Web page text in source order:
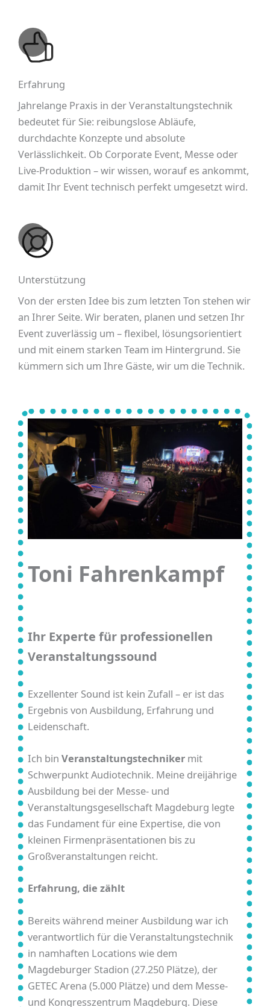
Erfahrung
Jahrelange Praxis in der Veranstaltungstechnik
bedeutet für Sie: reibungslose Abläufe,
durchdachte Konzepte und absolute
Verlässlichkeit. Ob Corporate Event, Messe oder
Live-Produktion – wir wissen, worauf es ankommt,
damit Ihr Event technisch perfekt umgesetzt wird.
Unterstützung
Von der ersten Idee bis zum letzten Ton stehen wir
an Ihrer Seite. Wir beraten, planen und setzen Ihr
Event zuverlässig um – flexibel, lösungsorientiert
und mit einem starken Team im Hintergrund. Sie
kümmern sich um Ihre Gäste, wir um die Technik.
Toni Fahrenkampf
Ihr Experte für professionellen
Veranstaltungssound
Exzellenter Sound ist kein Zufall – er ist das
Ergebnis von Ausbildung, Erfahrung und
Leidenschaft.
Ich binVeranstaltungstechniker mit
Schwerpunkt Audiotechnik. Meine dreijährige
Ausbildung bei der Messe- und
Veranstaltungsgesellschaft Magdeburg legte
das Fundament für eine Expertise, die von
kleinen Firmenpräsentationen bis zu
Großveranstaltungen reicht.
Erfahrung, die zählt
Bereits während meiner Ausbildung war ich
verantwortlich für die Veranstaltungstechnik
in namhaften Locations wie dem
Magdeburger Stadion (27.250 Plätze), der
GETEC Arena (5.000 Plätze) und dem Messe-
und Kongresszentrum Magdeburg. Diese